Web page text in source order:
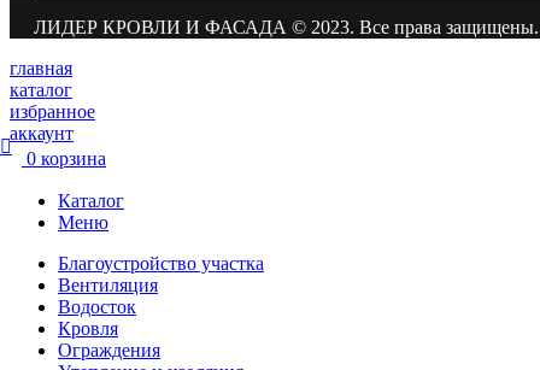
ЛИДЕР КРОВЛИ И ФАСАДА © 2023. Все права защищены.
главная
каталог
избранное
аккаунт
0 корзина
Каталог
Меню
Благоустройство участка
Вентиляция
Водосток
Кровля
Ограждения